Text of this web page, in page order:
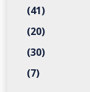
(41)
(20)
(30)
(7)